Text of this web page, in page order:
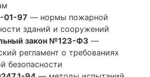
01-97 — нормы пожарной
зданий и сооружений
закон №123-ФЗ —
регламент о требованиях
безопасности